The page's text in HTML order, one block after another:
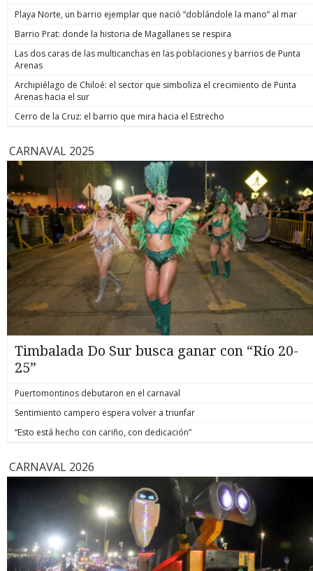
Playa Norte, un barrio ejemplar que nació “doblándole la mano” al mar
Barrio Prat: donde la historia de Magallanes se respira
Las dos caras de las multicanchas en las poblaciones y barrios de Punta
Arenas
Archipiélago de Chiloé: el sector que simboliza el crecimiento de Punta
Arenas hacia el sur
Cerro de la Cruz: el barrio que mira hacia el Estrecho
CARNAVAL 2025
Timbalada Do Sur busca ganar con “Río 20-
25”
Puertomontinos debutaron en el carnaval
Sentimiento campero espera volver a triunfar
“Esto está hecho con cariño, con dedicación”
CARNAVAL 2026